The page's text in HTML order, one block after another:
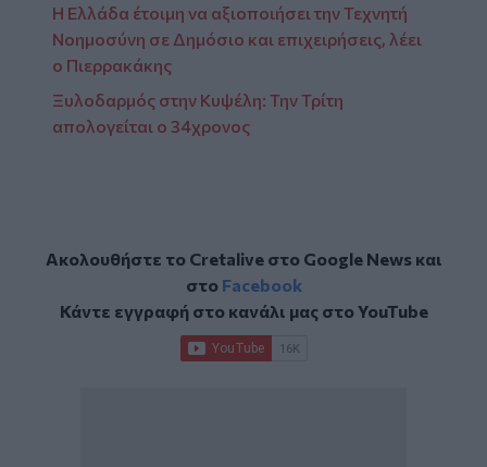
Η Ελλάδα έτοιμη να αξιοποιήσει την Τεχνητή
Νοημοσύνη σε Δημόσιο και επιχειρήσεις, λέει
ο Πιερρακάκης
Ξυλοδαρμός στην Κυψέλη: Την Τρίτη
απολογείται ο 34χρονος
Ακολουθήστε το Cretalive στο Google Newsκαι
στο Facebook
Κάντε εγγραφή στο κανάλι μας στοYouTube